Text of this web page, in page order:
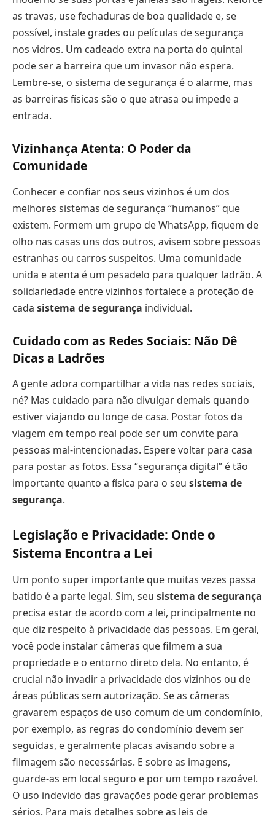
as travas, use fechaduras de boa qualidade e, se
possível, instale grades ou películas de segurança
nos vidros. Um cadeado extra na porta do quintal
pode ser a barreira que um invasor não espera.
Lembre-se, o sistema de segurança é o alarme, mas
as barreiras físicas são o que atrasa ou impede a
entrada.
Vizinhança Atenta: O Poder da
Comunidade
Conhecer e confiar nos seus vizinhos é um dos
melhores sistemas de segurança “humanos” que
existem. Formem um grupo de WhatsApp, fiquem de
olho nas casas uns dos outros, avisem sobre pessoas
estranhas ou carros suspeitos. Uma comunidade
unida e atenta é um pesadelo para qualquer ladrão. A
solidariedade entre vizinhos fortalece a proteção de
cada sistema de segurança individual.
Cuidado com as Redes Sociais: Não Dê
Dicas a Ladrões
A gente adora compartilhar a vida nas redes sociais,
né? Mas cuidado para não divulgar demais quando
estiver viajando ou longe de casa. Postar fotos da
viagem em tempo real pode ser um convite para
pessoas mal-intencionadas. Espere voltar para casa
para postar as fotos. Essa “segurança digital” é tão
importante quanto a física para o seu sistema de
segurança.
Legislação e Privacidade: Onde o
Sistema Encontra a Lei
Um ponto super importante que muitas vezes passa
batido é a parte legal. Sim, seu sistema de segurança
precisa estar de acordo com a lei, principalmente no
que diz respeito à privacidade das pessoas. Em geral,
você pode instalar câmeras que filmem a sua
propriedade e o entorno direto dela. No entanto, é
crucial não invadir a privacidade dos vizinhos ou de
áreas públicas sem autorização. Se as câmeras
gravarem espaços de uso comum de um condomínio,
por exemplo, as regras do condomínio devem ser
seguidas, e geralmente placas avisando sobre a
filmagem são necessárias. E sobre as imagens,
guarde-as em local seguro e por um tempo razoável.
O uso indevido das gravações pode gerar problemas
sérios. Para mais detalhes sobre as leis de